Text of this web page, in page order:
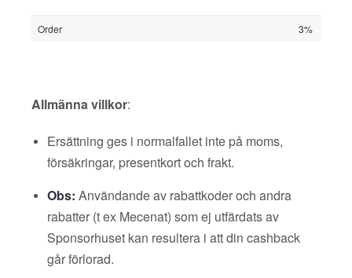
Order 3%
Allmänna villkor:
Ersättning ges i normalfallet inte på moms,
försäkringar, presentkort och frakt.
Obs: Användande av rabattkoder och andra
rabatter (t ex Mecenat) som ej utfärdats av
Sponsorhuset kan resultera i att din cashback
går förlorad.